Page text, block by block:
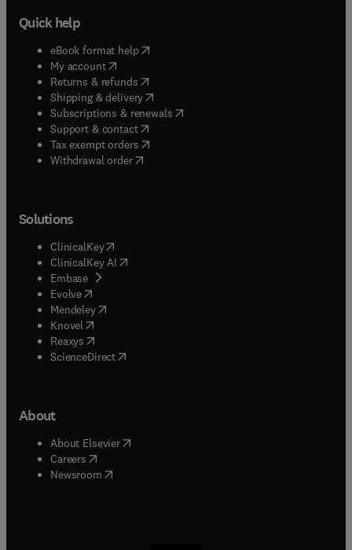
Quick help
eBook format help( opens in new tab/window
My account( opens in new tab/window
Returns & refunds( opens in new tab/window
Shipping & delivery(opens in new tab/window
Subscriptions & renewals( opens in new tab/window
Support & contact( opens in new tab/window
Tax exempt orders( opens in new tab/window
Withdrawal order
Solutions
ClinicalKey(opens in new tab/window
ClinicalKey AI opens in new tab/window
Embase( opens in new tab/window
Evolve(opens in new tab/window
Mendeley( opens in new tab/window
Knovel (opens in new tab/window
Reaxys (opens in new tab/window
ScienceDirect(opens in new tab/window
About
About Elsevier( opens in new tab/window
Careers opens in new tab/window
Newsroom( opens in new tab/window